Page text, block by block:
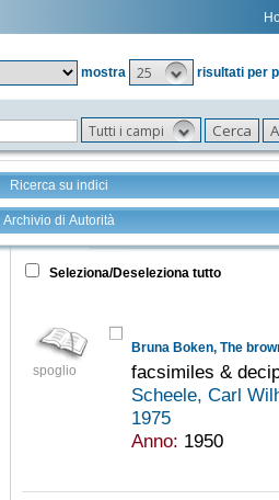
mostra
25 risultati per
Tutti i campi
Ricerca su indici
Archivio di Autorità
Tutto +
Seleziona/Deseleziona tutto
spoglio
Bruna Boken, The
facsimiles &
Scheele, Carl
1975
Anno: 1950